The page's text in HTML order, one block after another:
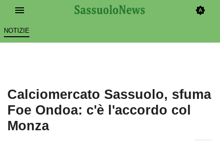
NOTIZIE
Calciomercato Sassuolo, sfuma
Foe Ondoa: c'è l'accordo col
Monza